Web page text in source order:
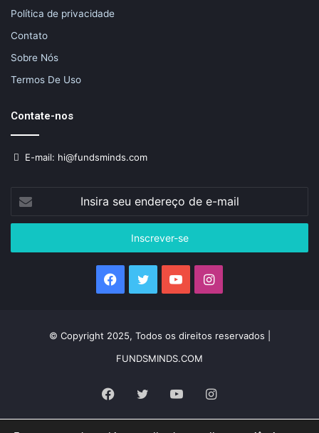
Política de privacidade
Contato
Sobre Nós
Termos De Uso
Contate-nos
E-mail: hi@fundsminds.com
Insira
seu
endereço
e-
Facebook
Twitter YouTubeInstagram
© Copyright 2025, Todos os direitos reservados |
FUNDSMINDS.COM
Facebook
Twitter YouTubeInstagram